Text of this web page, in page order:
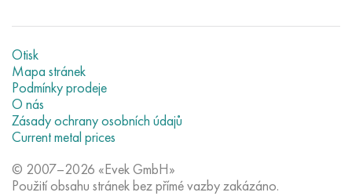
Otisk
Mapa stránek
Podmínky prodeje
O nás
Zásady ochrany osobních údajů
Current metal prices
© 2007–2026 «Evek GmbH»
Použití obsahu stránek bez přímé vazby zakázáno.
Udimet 720